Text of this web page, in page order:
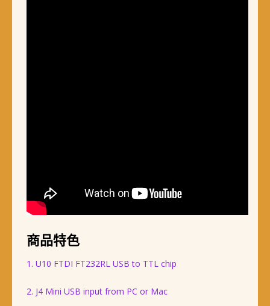
商品特色
1. U10 FTDI FT232RL USB to TTL chip
2. J4 Mini USB input from PC or Mac